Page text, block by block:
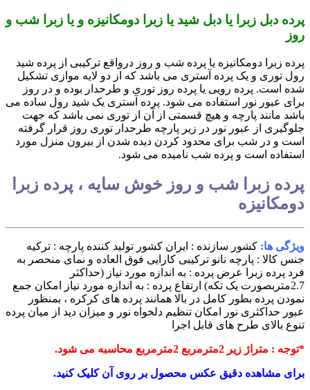
پرده دبل زبرا یا دبل شید یا زبرا دومکانیزه و یا زبرا شب و
روز
پرده زبرا دومکانیزه یا پرده شب و روز درواقع ترکیبی از پرده شید
رول توری و یک پرده آستری می باشد که از دو لایه موازی تشکیل
شده است. پرده رویی یا پرده روز توری و طرحدار بوده و در روز
برای عبور نور استفاده می شود. پرده آستری یک شید رول ساده می
باشد مانند پارچه و هیچ قسمتی از آن از توری نمی باشد که جهت
جلوگیری از عبور نور در زیر پارچه طرحدار توری روز قرار گرفته
است و در شب برای محدود کردن دیده شدن از بیرون منزل مورد
استفاده است و پرده شب نامیده می شود.
پرده زبرا شب و روز خوش سایه ، پرده زبرا
دومکانیزه
ویژگی ها: کشور سازنده : ایران کشور تولید کننده پارچه : ترکیه
جنس کالا : پارچه نانو ترکیبی کارایی فوق العاده و نمای منحصر به
فرد پرده زبرا
عرض پرده : به اندازه مورد نیاز (حداکثر
2.7متربصورت یک تکه)
ارتفاع پرده : به اندازه مورد نیاز
امکان جمع
نمودن پرده بطور کامل در بالا همانند پرده های کرکره ، بمنظور
عبور حداکثری نور
امکان تنظیم دلخواه نور و میزان دید از میان پرده
تنوع بالای طرح های قابل اجرا
*توجه : متراژ زیر 2مترمربع 2مترمربع محاسبه می شود.
برای مشاهده دقیق عکس محصول بر روی آن کلیک کنید.